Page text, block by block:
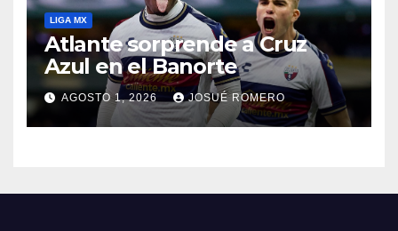
LIGA MX
Atlante sorprende a Cruz
Azul en el Banorte
AGOSTO 1, 2026 JOSUÉ ROMERO